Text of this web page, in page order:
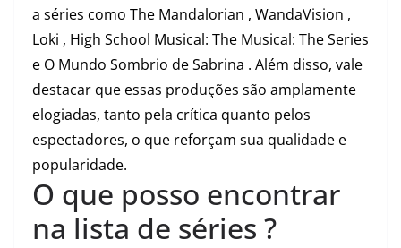
a séries como The Mandalorian , WandaVision ,
Loki , High School Musical: The Musical: The Series
e O Mundo Sombrio de Sabrina . Além disso, vale
destacar que essas produções são amplamente
elogiadas, tanto pela crítica quanto pelos
espectadores, o que reforçam sua qualidade e
popularidade.
O que posso encontrar
na lista de séries ?